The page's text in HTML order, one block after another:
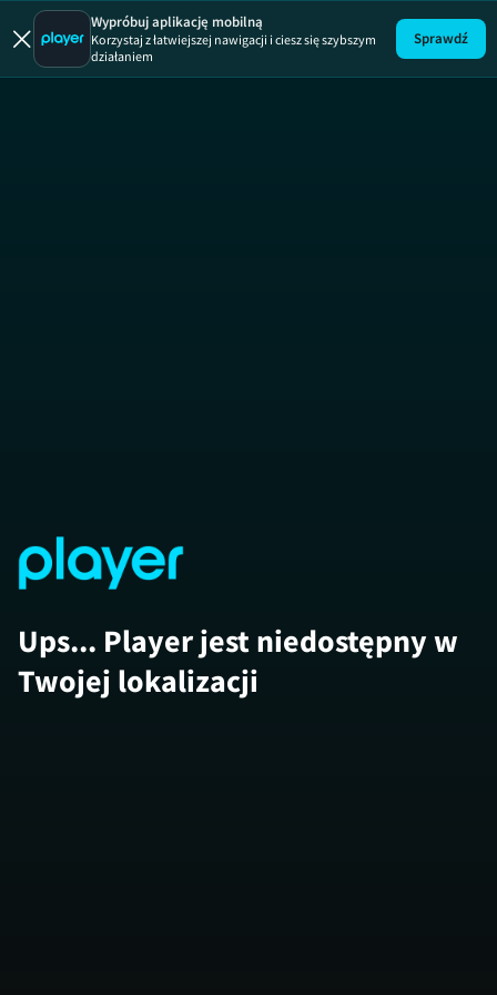
Polak potrafi
Wypróbuj aplikację mobilną
Korzystaj z łatwiejszej nawigacji i ciesz się szybszym
działaniem
Sprawdź
Ups... Player jest niedostępny w
Twojej lokalizacji